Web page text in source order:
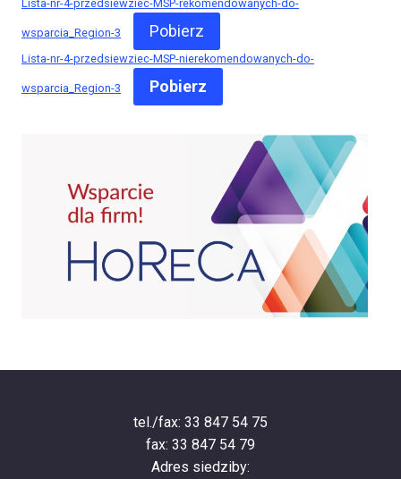
Lista-nr-4-przedsiewziec-MSP-rekomendowanych-do-
wsparcia_Region-3 Pobierz
Lista-nr-4-przedsiewziec-MSP-nierekomendowanych-do-
wsparcia_Region-3 Pobierz
tel./fax: 33 847 54 75
fax: 33 847 54 79
Adres siedziby: